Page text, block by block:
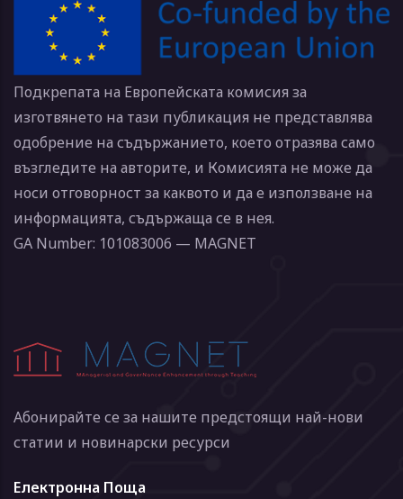
Подкрепата на Европейската комисия за
изготвянето на тази публикация не представлява
одобрение на съдържанието, което отразява само
възгледите на авторите, и Комисията не може да
носи отговорност за каквото и да е използване на
информацията, съдържаща се в нея.
GA Number: 101083006 — MAGNET
Абонирайте се за нашите предстоящи най-нови
статии и новинарски ресурси
Електронна Поща